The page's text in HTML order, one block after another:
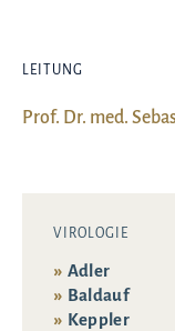
LEITUNG
Prof. Dr. med.
VIROLOGIE
Adler
Baldauf
Keppler